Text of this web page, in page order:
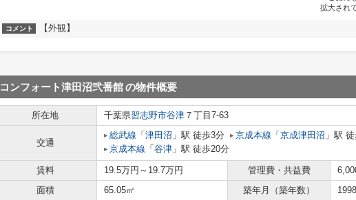
拡大され
コメント 【外観】
コンフォート津田沼弐番館の物件概要
所在地 千葉県習志野市谷津 ７丁目7-63
交通
総武線 「 津田沼 」駅 徒歩3分 京成本線 「 京成津田沼 」駅
京成本線 「 谷津 」駅 徒歩20分
賃料 19.5万円～19.7万円 管理費・共益費
面積
65.05㎡ 築年月（築年数）